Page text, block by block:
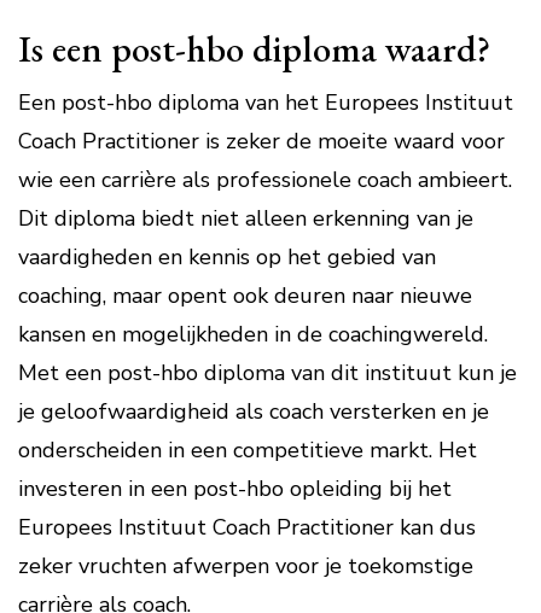
Is een post-hbo diploma waard?
Een post-hbo diploma van het Europees Instituut
Coach Practitioner is zeker de moeite waard voor
wie een carrière als professionele coach ambieert.
Dit diploma biedt niet alleen erkenning van je
vaardigheden en kennis op het gebied van
coaching, maar opent ook deuren naar nieuwe
kansen en mogelijkheden in de coachingwereld.
Met een post-hbo diploma van dit instituut kun je
je geloofwaardigheid als coach versterken en je
onderscheiden in een competitieve markt. Het
investeren in een post-hbo opleiding bij het
Europees Instituut Coach Practitioner kan dus
zeker vruchten afwerpen voor je toekomstige
carrière als coach.